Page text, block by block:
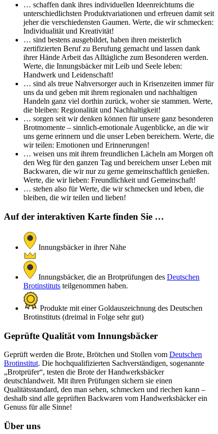
… schaffen dank ihres individuellen Ideenreichtums die
unterschiedlichsten Produktvariationen und erfreuen damit seit
jeher die verschiedensten Gaumen. Werte, die wir schmecken:
Individualität und Kreativität!
… sind bestens ausgebildet, haben ihren meisterlich
zertifizierten Beruf zu Berufung gemacht und lassen dank
ihrer Hände Arbeit das Alltägliche zum Besonderen werden.
Werte, die Innungsbäcker mit Leib und Seele leben:
Handwerk und Leidenschaft!
… sind als treue Nahversorger auch in Krisenzeiten immer für
uns da und geben mit ihrem regionalen und nachhaltigen
Handeln ganz viel dorthin zurück, woher sie stammen. Werte,
die bleiben: Regionalität und Nachhaltigkeit!
… sorgen seit wir denken können für unsere ganz besonderen
Brotmomente – sinnlich-emotionale Augenblicke, an die wir
uns gerne erinnern und die unser Leben bereichern. Werte, die
wir teilen: Emotionen und Erinnerungen!
… weisen uns mit ihrem freundlichen Lächeln am Morgen oft
den Weg für den ganzen Tag und bereichern unser Leben mit
Backwaren, die wir nur zu gerne gemeinschaftlich genießen.
Werte, die wir lieben: Freundlichkeit und Gemeinschaft!
… stehen also für Werte, die wir schmecken und leben, die
bleiben, die wir teilen und lieben!
Auf der interaktiven Karte finden Sie …
Innungsbäcker in ihrer Nähe
Innungsbäcker, die an Brotprüfungen des Deutschen
Brotinstituts teilgenommen haben.
Produkte mit einer Goldauszeichnung des Deutschen
Brotinstituts (dreimal in Folge sehr gut)
Geprüfte Qualität vom Innungsbäcker
Geprüft werden die Brote, Brötchen und Stollen vom Deutschen
Brotinstitut. Die hochqualifizierten Sachverständigen, sogenannte
„Brotprüfer“, testen die Brote der Handwerksbäcker
deutschlandweit. Mit ihren Prüfungen sichern sie einen
Qualitätsstandard, den man sehen, schmecken und riechen kann –
deshalb sind alle geprüften Backwaren vom Handwerksbäcker ein
Genuss für alle Sinne!
Über uns